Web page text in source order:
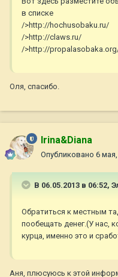
в списке
/>http://hochusobaku.ru/
/>http://claws.ru/
/>http://
Оля, спасибо.
Irina&Diana
Опубликовано 6
В 06.05.2013 в 06:52,
Обратиться к местным
пообещать денег.(У нас,
курца, именно это и
Аня, плюсуюсь к этой